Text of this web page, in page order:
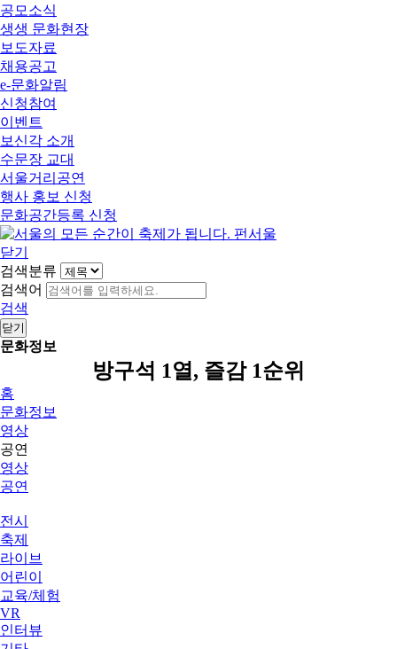
공모소식
생생 문화현장
보도자료
채용공고
e-문화알림
신청참여
이벤트
보신각 소개
수문장 교대
서울거리공연
행사 홍보 신청
문화공간등록 신청
닫기
검색분류
검색어
검색
닫기
문화정보
방구석 1열, 즐감 1순위
홈
문화정보
영상
공연
영상
공연
전시
축제
라이브
어린이
교육/체험
VR
인터뷰